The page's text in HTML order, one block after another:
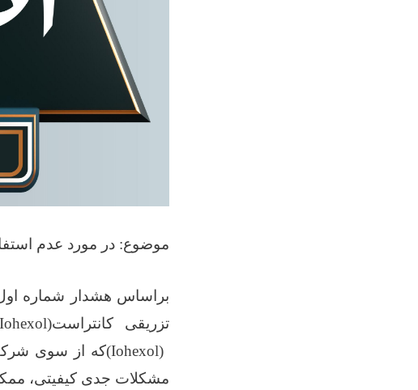
موضوع: در مورد عدم
براساس هشدار شماره
تزریقی کانتراست
(Iohexol)که از سوی
مشکلات جدی کیفیتی،